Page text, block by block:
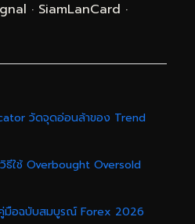
· SiamLanCard ·
วัดจุดอ่อนล้าของ Trend
ธีใช้ Overbought Oversold
มือฉบับสมบูรณ์ Forex 2026